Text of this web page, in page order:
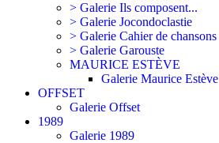
> Galerie Ils composent...
> Galerie Jocondoclastie
> Galerie Cahier de chansons
> Galerie Garouste
MAURICE ESTÈVE
Galerie Maurice Estève
OFFSET
Galerie Offset
1989
Galerie 1989